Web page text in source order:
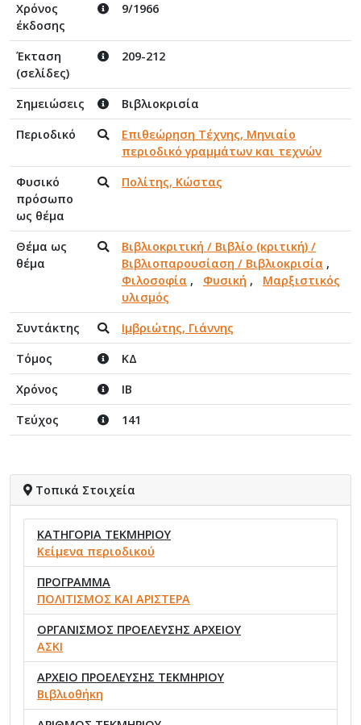
Χρόνος
έκδοσης
9/1966
Έκταση
(σελίδες)
209-212
Σημειώσεις
Βιβλιοκρισία
Περιοδικό
Επιθεώρηση Τέχνης, Μηνιαίο
περιοδικό γραμμάτων και τεχνών
Φυσικό
πρόσωπο
ως θέμα
Πολίτης, Κώστας
Θέμα ως
θέμα
Βιβλιοκριτική / Βιβλίο (κριτική) /
Βιβλιοπαρουσίαση / Βιβλιοκρισία ,
Φιλοσοφία , Φυσική , Μαρξιστικός
υλισμός
Συντάκτης
Ιμβριώτης, Γιάννης
Τόμος
ΚΔ
Χρόνος
ΙΒ
Τεύχος
141
Τοπικά Στοιχεία
ΚΑΤΗΓΟΡΙΑ ΤΕΚΜΗΡΙΟΥ
Κείμενα περιοδικού
ΠΡΟΓΡΑΜΜΑ
ΠΟΛΙΤΙΣΜΟΣ ΚΑΙ ΑΡΙΣΤΕΡΑ
ΟΡΓΑΝΙΣΜΟΣ ΠΡΟΕΛΕΥΣΗΣ ΑΡΧΕΙΟΥ
ΑΣΚΙ
ΑΡΧΕΙΟ ΠΡΟΕΛΕΥΣΗΣ ΤΕΚΜΗΡΙΟΥ
Βιβλιοθήκη